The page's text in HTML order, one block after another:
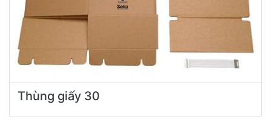
Thùng giấy 30